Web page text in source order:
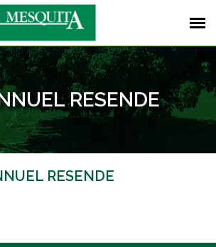
RESENDE
RESENDE